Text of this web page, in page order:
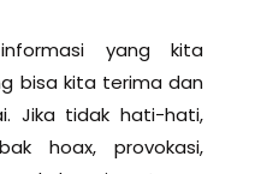
yang kita
bisa kita terima dan
Jika tidak hati-hati,
hoax, provokasi,